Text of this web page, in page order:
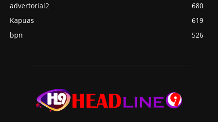
advertorial2
680
Kapuas
619
bpn
526